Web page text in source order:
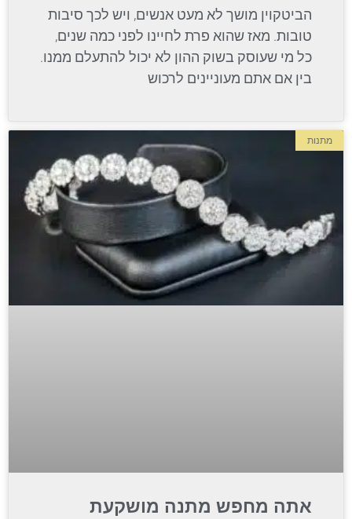
הביטקוין מושך לא מעט אנשים, ויש לכך סיבות
טובות. מאז שהוא פרת לחיינו לפני כמה שנים,
כל מי שעוסק בשוק ההון לא יכול להתעלם ממנו.
בין אם אתם מעוניינים לרכוש
מתנות
אתה מחפש מתנה מושקעת